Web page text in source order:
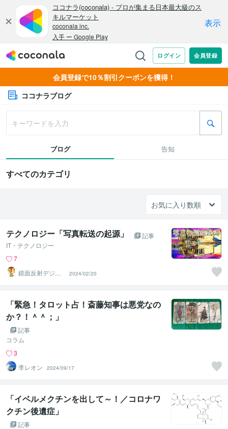
会員登録で10％割引クーポンを獲得！
ココナラブログ
ブログ 告知
すべてのカテゴリ
テクノロジー「写真転送の起源」
記事
IT・テクノロジー
7
鏡面反射デジタ
ルアート製作所
（鈴木穣）
2024/02/20
「緊急！タロット占！斎藤知事は悪党なの
か？！＾＾；」
記事
コラム
3
李レオン
2024/09/17
「イベルメクチンを出して～！／コロナワ
クチン後遺症」
記事